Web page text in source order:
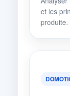
et les
produite.